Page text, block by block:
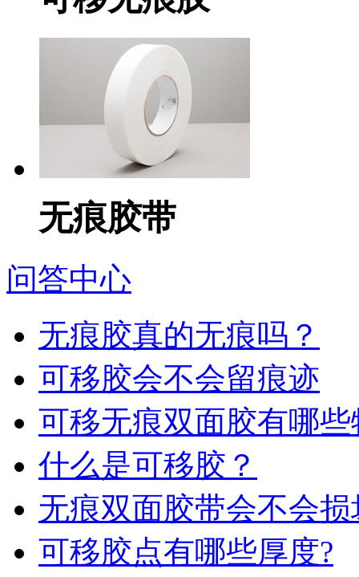
无痕胶带
问答中心
无痕胶真的无痕吗？
可移胶会不会留痕迹
可移无痕双面胶有哪
什么是可移胶？
无痕双面胶带会不会
可移胶点有哪些厚度?